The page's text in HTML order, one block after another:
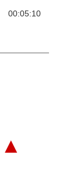
00:05:10
▲